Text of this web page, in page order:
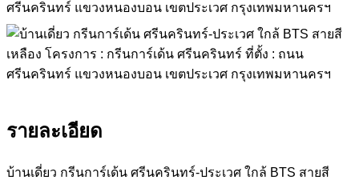
รายละเอียด
บ้านเดี่ยว กรีนการ์เด้น ศรีนครินทร์-ประเวศ ใกล้ BTS สายสี